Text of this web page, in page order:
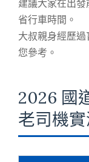
建議大家在出
省行車時間。
大叔親身經歷
您參考。
2026 國
老司機